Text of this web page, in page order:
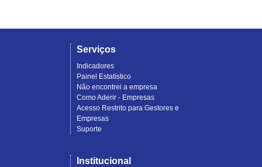
Serviços
Indicadores
Painel Estatístico
Não encontrei a empresa
Como Aderir - Empresas
Acesso Restrito para Gestores e
Empresas
Suporte
Institucional